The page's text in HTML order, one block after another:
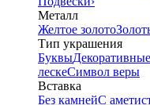
Металл
Желтое золото
Тип украшения
Буквы
лескеСимвол веры
Вставка
Без камнейС